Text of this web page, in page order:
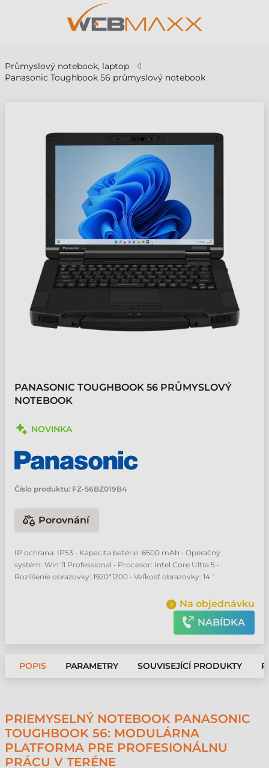
Průmyslový notebook, laptop
Panasonic Toughbook 56 průmyslový notebook
PANASONIC TOUGHBOOK 56 PRŮMYSLOVÝ
NOTEBOOK
NOVINKA
Číslo produktu: FZ-56BZ019B4
Porovnání
IP ochrana: IP53 • Kapacita batérie: 6500 mAh • Operačný
systém: Win 11 Professional • Procesor: Intel Core Ultra 5 •
Rozlíšenie obrazovky: 1920*1200 • Veľkosť obrazovky: 14 "
Na objednávku
NABÍDKA
POPIS PARAMETRY SOUVISEJÍCÍ PRODUKTY
PRIEMYSELNÝ NOTEBOOK PANASONIC
TOUGHBOOK 56: MODULÁRNA
PLATFORMA PRE PROFESIONÁLNU
PRÁCU V TERÉNE